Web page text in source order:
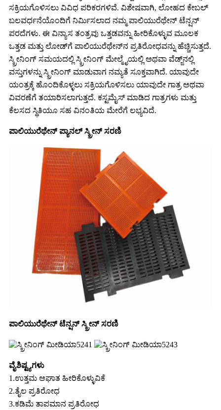
ಸಕ್ರಿಯಗೊಳಿಸಲು ವಿವಿಧ ಪರಿಕರಗಳಿವೆ. ವಿಶೇಷವಾಗಿ, ಲೋಹದ ಕೇಬಲ್
ಬಲವರ್ಧನೆಯೊಂದಿಗೆ ನಿರ್ಮಿಸಲಾದ ನಮ್ಮ ಪಾಲಿಯುರೆಥೇನ್ ಟೆನ್ಷನ್
ಪರದೆಗಳು. ಈ ವಿನ್ಯಾಸ ತಂತ್ರವು ಒತ್ತಡವನ್ನು ಹೀರಿಕೊಳ್ಳುವ ಮೂಲಕ
ಒತ್ತಡ ಮತ್ತು ಲೋಡ್‌ಗೆ ಪಾಲಿಯುರೆಥೇನ್‌ನ ಪ್ರತಿರೋಧವನ್ನು ಹೆಚ್ಚಿಸುತ್ತದೆ.
ಸ್ಕ್ರೀನಿಂಗ್ ಸಮಯದಲ್ಲಿ ಸ್ಕ್ರೀನಿಂಗ್ ಮೇಲ್ಮೈಯಲ್ಲಿ ಅಥವಾ ವೆಡ್ಜ್‌ನಲ್ಲಿ
ವಸ್ತುಗಳನ್ನು ಸ್ಕ್ರೀನಿಂಗ್ ಮಾಡುವಾಗ ನಮ್ಯತೆ ಸೂಕ್ತವಾಗಿದೆ. ಯಾವುದೇ
ಯಂತ್ರಕ್ಕೆ ಹೊಂದಿಕೊಳ್ಳಲು ಸಕ್ರಿಯಗೊಳಿಸಲು ಯಾವುದೇ ಗಾತ್ರ ಅಥವಾ
ವಿವರಣೆಗೆ ತಯಾರಿಸಲಾಗುತ್ತದೆ. ಕಸ್ಟಮೈಸ್ ಮಾಡಿದ ಗಾತ್ರಗಳು ಮತ್ತು
ಕೆಲಸದ ಸ್ಥಿತಿಯೂ ಸಹ ವಿನಂತಿಯ ಮೇರೆಗೆ ಲಭ್ಯವಿದೆ.
ಪಾಲಿಯುರೆಥೇನ್ ಪ್ಯಾನಲ್ ಸ್ಕ್ರೀನ್ ಸರಣಿ
ಪಾಲಿಯುರೆಥೇನ್ ಟೆನ್ಷನ್ ಸ್ಕ್ರೀನ್ ಸರಣಿ
ವೈಶಿಷ್ಟ್ಯಗಳು
1.ಉತ್ತಮ ಆಘಾತ ಹೀರಿಕೊಳ್ಳುವಿಕೆ
2.ತೈಲ ಪ್ರತಿರೋಧ
3.ಕಡಿಮೆ ತಾಪಮಾನ ಪ್ರತಿರೋಧ